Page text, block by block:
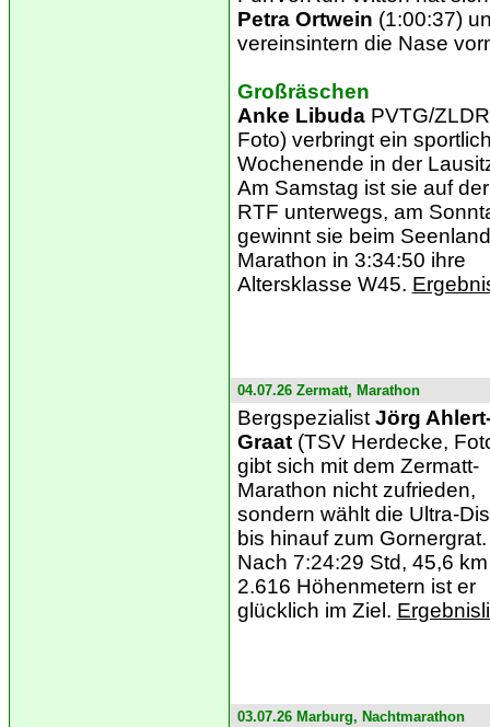
Petra Ortwein (1:00:37)
vereinsintern die Nase
Großräschen
Anke Libuda PVTG/
Foto) verbringt ein
Wochenende in der
Am Samstag ist sie auf der
RTF unterwegs, am
gewinnt sie beim
Marathon in 3:34:50 ihre
Altersklasse W45.
04.07.26 Zermatt, Marathon
BergspezialistJörg
Graat(TSV Herdecke,
gibt sich mit dem Zermatt-
Marathon nicht zufrieden,
sondern wählt die Ultra-
bis hinauf zum Gornergrat.
Nach 7:24:29 Std, 45,6
2.616 Höhenmetern ist er
glücklich im Ziel.
03.07.26 Marburg, Nachtmarathon